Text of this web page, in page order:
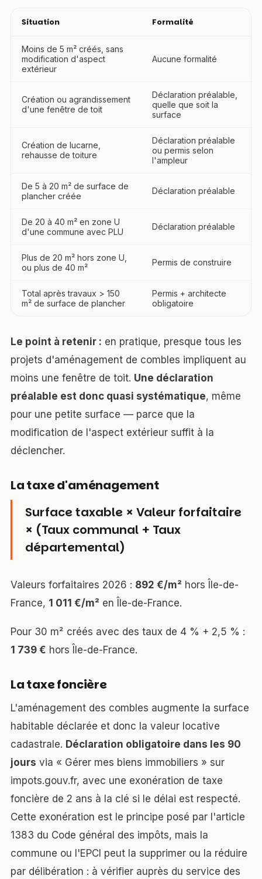
Situation Formalité
Moins de 5 m² créés, sans
modification d'aspect
extérieur
Aucune formalité
Création ou agrandissement
d'une fenêtre de toit
Déclaration préalable,
quelle que soit la
surface
Création de lucarne,
rehausse de toiture
Déclaration préalable
ou permis selon
l'ampleur
De 5 à 20 m² de surface de
plancher créée
Déclaration préalable
De 20 à 40 m² en zone U
d'une commune avec PLU
Déclaration préalable
Plus de 20 m² hors zone U,
ou plus de 40 m²
Permis de construire
Total après travaux > 150
m² de surface de plancher
Permis + architecte
obligatoire
Le point à retenir : en pratique, presque tous les
projets d'aménagement de combles impliquent au
moins une fenêtre de toit. Une déclaration
préalable est donc quasi systématique, même
pour une petite surface — parce que la
modification de l'aspect extérieur suffit à la
déclencher.
La taxe d'aménagement
Surface taxable × Valeur forfaitaire
× (Taux communal + Taux
départemental)
Valeurs forfaitaires 2026 : 892 €/m² hors Île-de-
France, 1 011 €/m² en Île-de-France.
Pour 30 m² créés avec des taux de 4 % + 2,5 % :
1 739 € hors Île-de-France.
La taxe foncière
L'aménagement des combles augmente la surface
habitable déclarée et donc la valeur locative
cadastrale. Déclaration obligatoire dans les 90
jours via « Gérer mes biens immobiliers » sur
impots.gouv.fr, avec une exonération de taxe
foncière de 2 ans à la clé si le délai est respecté.
Cette exonération est le principe posé par l'article
1383 du Code général des impôts, mais la
commune ou l'EPCI peut la supprimer ou la réduire
par délibération : à vérifier auprès du service des